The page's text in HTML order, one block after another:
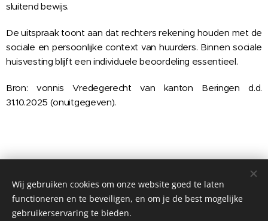
sluitend bewijs.
De uitspraak toont aan dat rechters rekening houden met de
sociale en persoonlijke context van huurders. Binnen sociale
huisvesting blijft een individuele beoordeling essentieel.
Bron: vonnis Vredegerecht van kanton Beringen d.d.
31.10.2025 (onuitgegeven).
Wij gebruiken cookies om onze website goed te laten
functioneren en te beveiligen, en om je de best mogelijke
gebruikerservaring te bieden.